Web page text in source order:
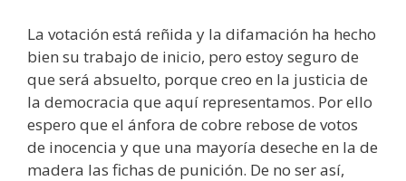
La votación está reñida y la difamación ha hecho
bien su trabajo de inicio, pero estoy seguro de
que será absuelto, porque creo en la justicia de
la democracia que aquí representamos. Por ello
espero que el ánfora de cobre rebose de votos
de inocencia y que una mayoría deseche en la de
madera las fichas de punición. De no ser así,